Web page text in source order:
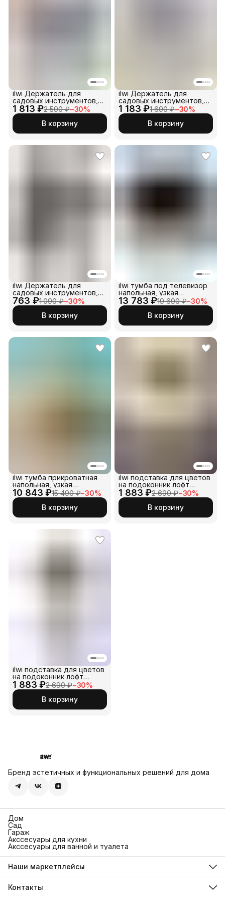
1 813 ₽2 590 ₽−30%
ilwi Держатель для
садовых инструментов,
чёрный 10 шт
В корзину
1 183 ₽1 690 ₽−30%
ilwi Держатель для
садовых инструментов,
чёрный 6 шт
В корзину
763 ₽1 090 ₽−30%
ilwi Держатель для
садовых инструментов,
чёрный 3 шт
В корзину
13 783 ₽19 690 ₽−30%
ilwi тумба под телевизор
напольная, узкая
тумбочка, ТВ подставка в
стиле лофт. Длинная
деревянная столешница с
металлическим
основанием на ножках
В корзину
10 843 ₽15 490 ₽−30%
ilwi тумба прикроватная
напольная, узкая
приставная тумбочка в
стиле лофт. Маленькая
деревянная столешница с
металлическим
основанием черного
В корзину
1 883 ₽2 690 ₽−30%
ilwi подставка для цветов
на подоконник лофт
маленькая белая стойка с
ножками и деревнная
полочка для домашних
растений. Деревянный
держатель кашпо на окно
В корзину
1 883 ₽2 690 ₽−30%
ilwi подставка для цветов
на подоконник лофт
маленькая черная стойка
с ножками и деревнная
полочка для домашних
растений. Деревянный
держатель кашпо на окно
В корзину
Бренд эстетичных и функциональных решений для дома
Дом
Сад
Гараж
Акссесуары для кухни
Акссесуары для ванной и туалета
Наши маркетплейсы
Ozon
Яндекс Маркет
Контакты